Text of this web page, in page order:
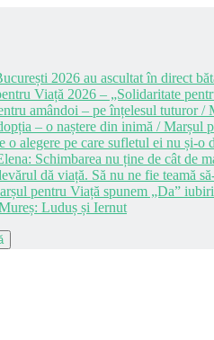
2026 au ascultat în direct
Viață 2026 – „Solidaritate
amândoi – pe înțelesul tuturor
– o naștere din inimă / Marșul
alegere pe care sufletul ei nu și-
Schimbarea nu ține de cât de
dă viață. Să nu ne fie teamă
pentru Viață spunem „Da”
Luduș și Iernut